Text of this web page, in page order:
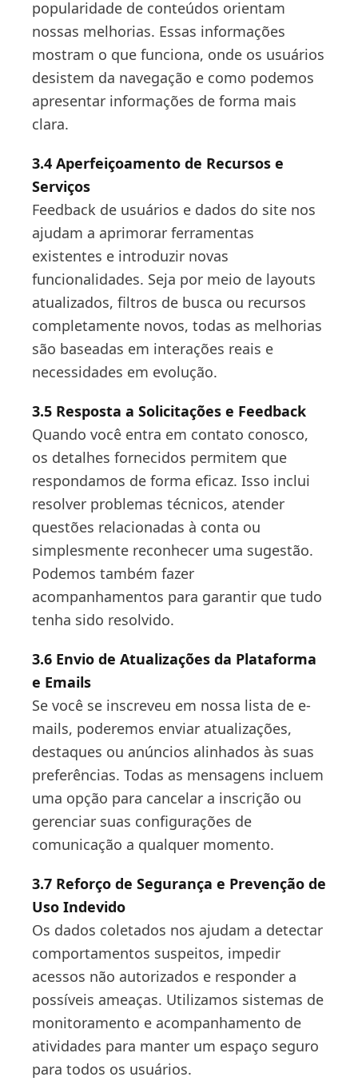
popularidade de conteúdos orientam
nossas melhorias. Essas informações
mostram o que funciona, onde os usuários
desistem da navegação e como podemos
apresentar informações de forma mais
clara.
3.4 Aperfeiçoamento de Recursos e
Serviços
Feedback de usuários e dados do site nos
ajudam a aprimorar ferramentas
existentes e introduzir novas
funcionalidades. Seja por meio de layouts
atualizados, filtros de busca ou recursos
completamente novos, todas as melhorias
são baseadas em interações reais e
necessidades em evolução.
3.5 Resposta a Solicitações e Feedback
Quando você entra em contato conosco,
os detalhes fornecidos permitem que
respondamos de forma eficaz. Isso inclui
resolver problemas técnicos, atender
questões relacionadas à conta ou
simplesmente reconhecer uma sugestão.
Podemos também fazer
acompanhamentos para garantir que tudo
tenha sido resolvido.
3.6 Envio de Atualizações da Plataforma
e Emails
Se você se inscreveu em nossa lista de e-
mails, poderemos enviar atualizações,
destaques ou anúncios alinhados às suas
preferências. Todas as mensagens incluem
uma opção para cancelar a inscrição ou
gerenciar suas configurações de
comunicação a qualquer momento.
3.7 Reforço de Segurança e Prevenção de
Uso Indevido
Os dados coletados nos ajudam a detectar
comportamentos suspeitos, impedir
acessos não autorizados e responder a
possíveis ameaças. Utilizamos sistemas de
monitoramento e acompanhamento de
atividades para manter um espaço seguro
para todos os usuários.